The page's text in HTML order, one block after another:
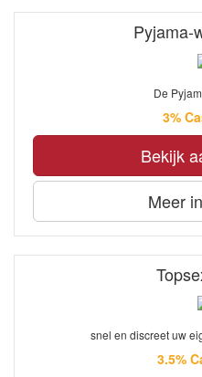
Pyjama-
De
3%
Bekijk
Meer
snel en discreet uw
3.5%